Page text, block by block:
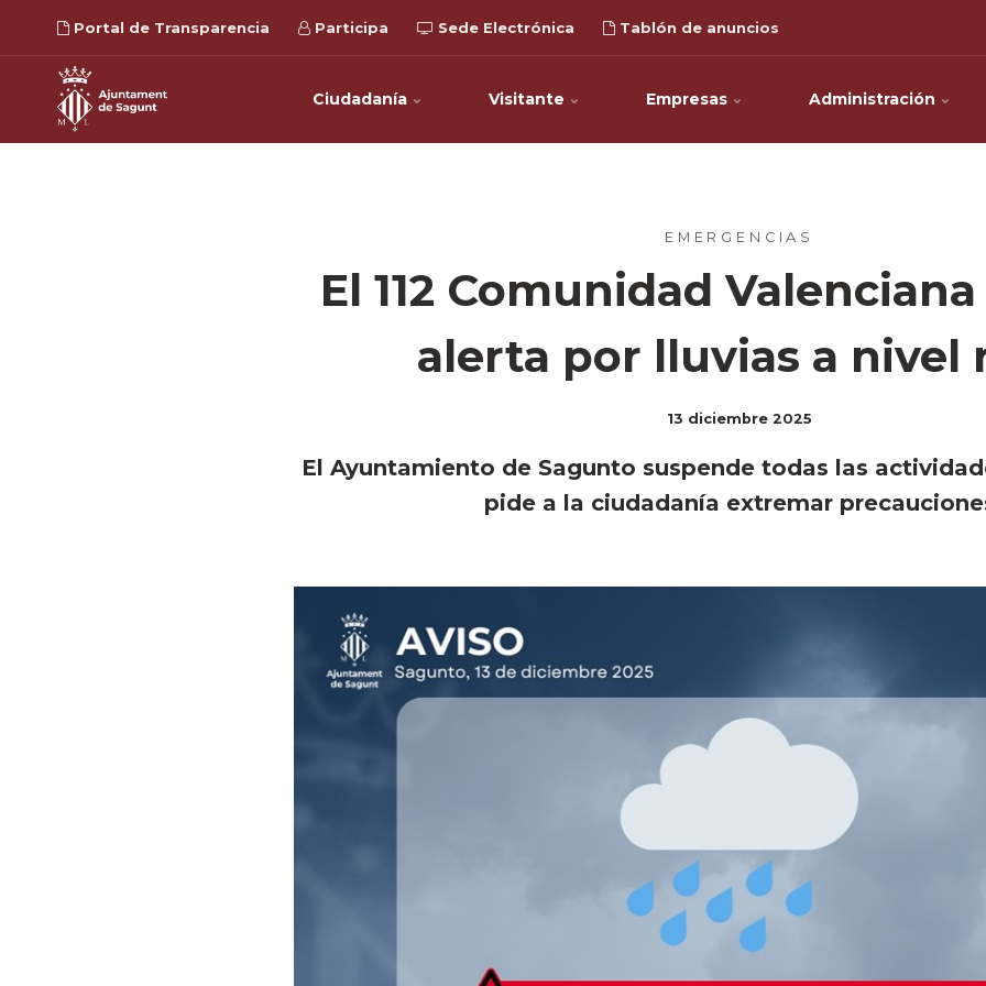
Portal de Transparencia Participa Sede Electrónica Tablón de anuncios
Ciudadanía Visitante Empresas Administración
EMERGENCIAS
El 112 Comunidad
alerta por lluvias a nivel
13 diciembre 2025
El Ayuntamiento de Sagunto suspende todas las
pide a la ciudadanía extremar